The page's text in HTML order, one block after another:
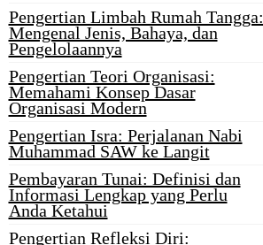
Pengertian Limbah Rumah Tangga:
Mengenal Jenis, Bahaya, dan
Pengelolaannya
Pengertian Teori Organisasi:
Memahami Konsep Dasar
Organisasi Modern
Pengertian Isra: Perjalanan Nabi
Muhammad SAW ke Langit
Pembayaran Tunai: Definisi dan
Informasi Lengkap yang Perlu
Anda Ketahui
Pengertian Refleksi Diri: